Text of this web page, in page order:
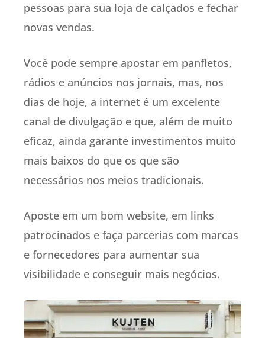
pessoas para sua loja de calçados e fechar
novas vendas.
Você pode sempre apostar em panfletos,
rádios e anúncios nos jornais, mas, nos
dias de hoje, a internet é um excelente
canal de divulgação e que, além de muito
eficaz, ainda garante investimentos muito
mais baixos do que os que são
necessários nos meios tradicionais.
Aposte em um bom website, em links
patrocinados e faça parcerias com marcas
e fornecedores para aumentar sua
visibilidade e conseguir mais negócios.